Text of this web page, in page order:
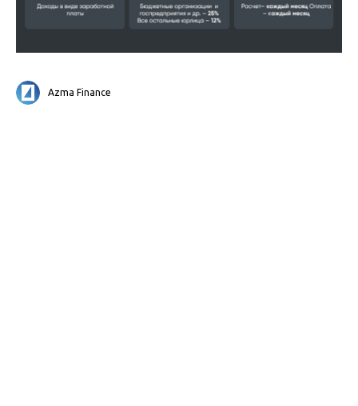
Azma Finance